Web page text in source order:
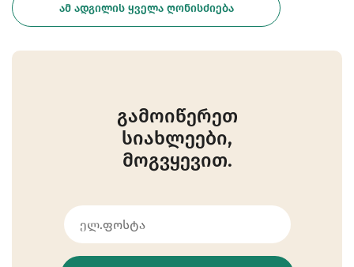
ᲐᲛ ᲐᲓᲒᲘᲚᲘᲡ ᲧᲕᲔᲚᲐ ᲦᲝᲜᲘᲡᲫᲘᲔᲑᲐ
გამოიწერეთ
სიახლეები,
მოგვყევით.